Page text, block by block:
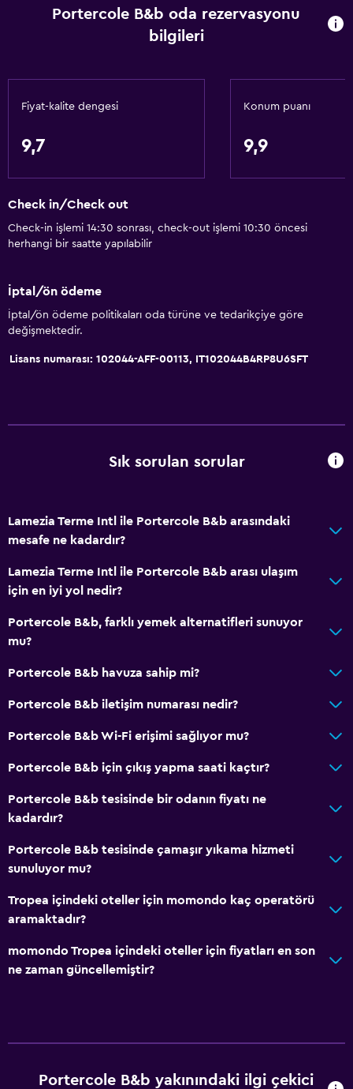
Portercole B&b oda rezervasyonu
bilgileri
Fiyat-kalite dengesi
9,7
Konum puanı
9,9
Check in/Check out
Check-in işlemi 14:30 sonrası, check-out işlemi 10:30 öncesi
herhangi bir saatte yapılabilir
İptal/ön ödeme
İptal/ön ödeme politikaları oda türüne ve tedarikçiye göre
değişmektedir.
Lisans numarası: 102044-AFF-00113, IT102044B4RP8U6SFT
Sık sorulan sorular
Lamezia Terme Intl ile Portercole B&b arasındaki
mesafe ne kadardır?
Lamezia Terme Intl ile Portercole B&b arası ulaşım
için en iyi yol nedir?
Portercole B&b, farklı yemek alternatifleri sunuyor
mu?
Portercole B&b havuza sahip mi?
Portercole B&b iletişim numarası nedir?
Portercole B&b Wi-Fi erişimi sağlıyor mu?
Portercole B&b için çıkış yapma saati kaçtır?
Portercole B&b tesisinde bir odanın fiyatı ne
kadardır?
Portercole B&b tesisinde çamaşır yıkama hizmeti
sunuluyor mu?
Tropea içindeki oteller için momondo kaç operatörü
aramaktadır?
momondo Tropea içindeki oteller için fiyatları en son
ne zaman güncellemiştir?
Portercole B&b yakınındaki ilgi çekici